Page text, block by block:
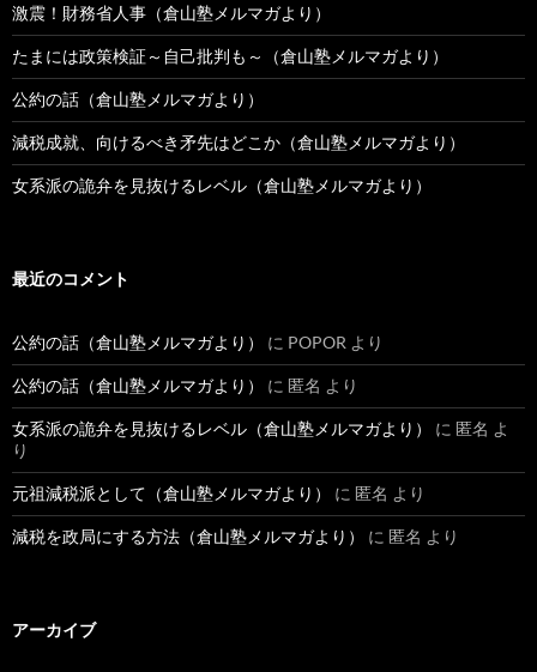
激震！財務省人事（倉山塾メルマガより）
たまには政策検証～自己批判も～（倉山塾メルマガより）
公約の話（倉山塾メルマガより）
減税成就、向けるべき矛先はどこか（倉山塾メルマガより）
女系派の詭弁を見抜けるレベル（倉山塾メルマガより）
最近のコメント
公約の話（倉山塾メルマガより） に POPOR より
公約の話（倉山塾メルマガより） に 匿名 より
女系派の詭弁を見抜けるレベル（倉山塾メルマガより） に 匿名 よ
り
元祖減税派として（倉山塾メルマガより） に 匿名 より
減税を政局にする方法（倉山塾メルマガより） に 匿名 より
アーカイブ